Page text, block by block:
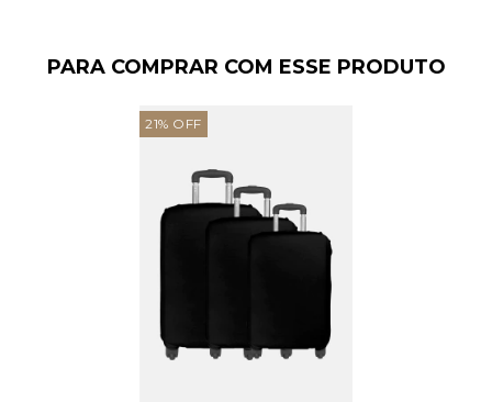
PARA COMPRAR COM ESSE PRODUTO
21% OFF